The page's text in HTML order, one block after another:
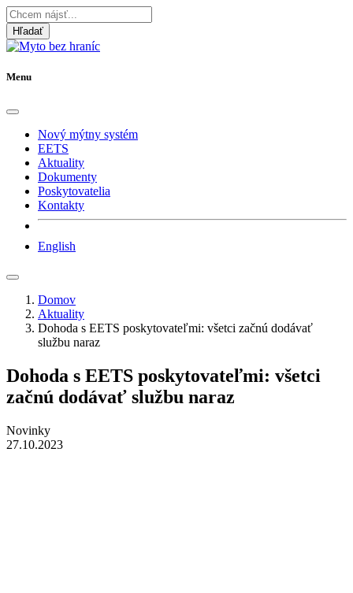
Hľadať
Menu
Nový mýtny systém
EETS
Aktuality
Dokumenty
Poskytovatelia
Kontakty
English
Domov
Aktuality
Dohoda s EETS poskytovateľmi: všetci začnú dodávať
službu naraz
Dohoda s EETS poskytovateľmi: všetci
začnú dodávať službu naraz
Novinky
27.10.2023